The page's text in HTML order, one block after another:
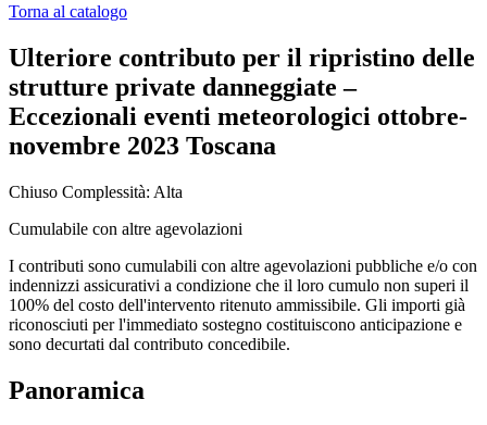
Torna al catalogo
Ulteriore contributo per il ripristino delle
strutture private danneggiate –
Eccezionali eventi meteorologici ottobre-
novembre 2023 Toscana
Chiuso Complessità: Alta
Cumulabile con altre agevolazioni
I contributi sono cumulabili con altre agevolazioni pubbliche e/o con
indennizzi assicurativi a condizione che il loro cumulo non superi il
100% del costo dell'intervento ritenuto ammissibile. Gli importi già
riconosciuti per l'immediato sostegno costituiscono anticipazione e
sono decurtati dal contributo concedibile.
Panoramica